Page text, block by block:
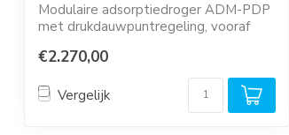
Modulaire adsorptiedroger ADM-PDP
met drukdauwpuntregeling, vooraf
€2.270,00
Vergelijk